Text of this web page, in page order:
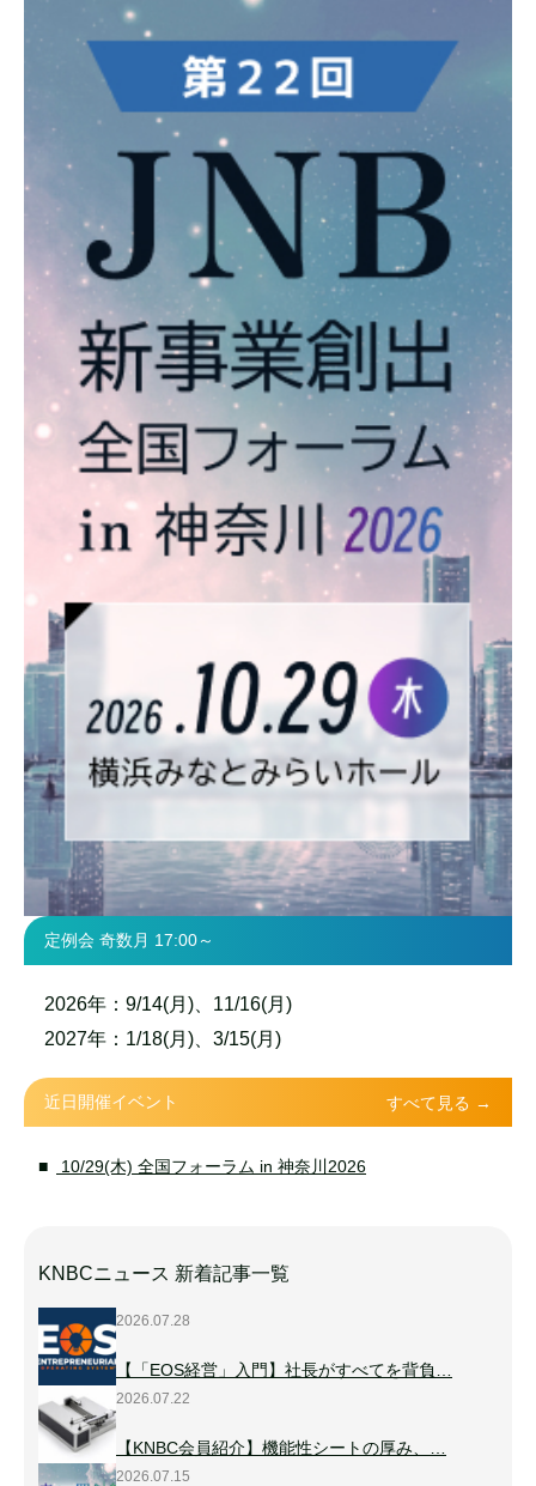
定例会 奇数月 17:00～
2026年：9/14(月)、11/16(月)
2027年：1/18(月)、3/15(月)
近日開催イベント すべて見る →
10/29(木) 全国フォーラム in 神奈川2026
KNBCニュース 新着記事一覧
2026.07.28
【「EOS経営」入門】社長がすべてを背負…
2026.07.22
【KNBC会員紹介】機能性シートの厚み、…
2026.07.15